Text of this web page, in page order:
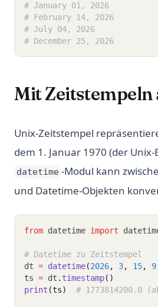
# January 01, 2026
# February 14, 2026
# July 04, 2026
# December 25, 2026
Mit Zeitstempeln
Unix-Zeitstempel
dem 1. Januar 1970 (der Unix-
datetime -Modul kann
und Datetime-Objekten
from datetime import
# Datetime zu Zeitstempel
dt = datetime(2026, 3, 15, 9
ts = dt . timestamp()
print (ts) # 1773814200.0